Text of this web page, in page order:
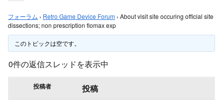
フォーラム › Retro Game Device Forum › About visit site occuring official site
dissections; non prescription flomax exp
このトピックは空です。
0件の返信スレッドを表示中
投稿者 投稿